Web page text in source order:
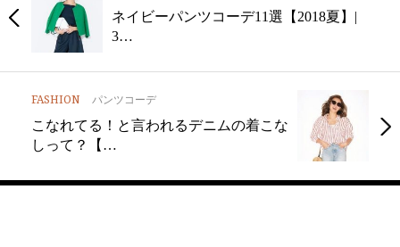
ネイビーパンツコーデ11選【2018夏】|
3…
FASHION パンツコーデ
こなれてる！と言われるデニムの着こな
しって？【…